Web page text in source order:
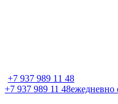
+7 937 989 11 48
+7 937 989 11 48ежедневно